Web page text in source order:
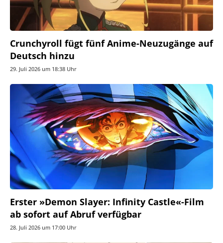
Crunchyroll fügt fünf Anime-Neuzugänge auf
Deutsch hinzu
29. Juli 2026 um 18:38 Uhr
Erster »Demon Slayer: Infinity Castle«-Film
ab sofort auf Abruf verfügbar
28. Juli 2026 um 17:00 Uhr